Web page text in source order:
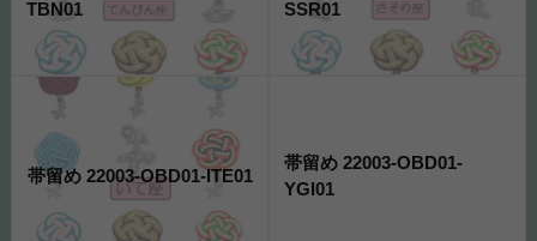
TBN01
SSR01
帯留め 22003-OBD01-ITE01
帯留め 22003-OBD01-
YGI01